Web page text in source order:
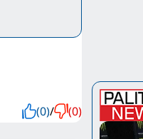
(0)/ (0)